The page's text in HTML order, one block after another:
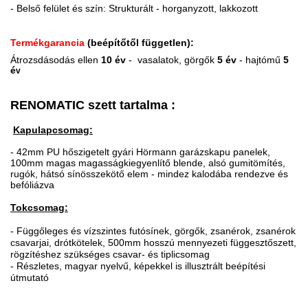
- Belső felület és szín: Strukturált - horganyzott, lakkozott
Termékgarancia (beépítőtől független):
Átrozsdásodás ellen 10 év - vasalatok, görgők 5 év - hajtómű 5
év
RENOMATIC szett tartalma :
Kapulapcsomag:
- 42mm PU hőszigetelt gyári Hörmann garázskapu panelek,
100mm magas magasságkiegyenlítő blende, alsó gumitömítés,
rugók, hátsó sínösszekötő elem - mindez kalodába rendezve és
befóliázva
Tokcsomag:
- Függőleges és vízszintes futósínek, görgők, zsanérok, zsanérok
csavarjai, drótkötelek, 500mm hosszú mennyezeti függesztőszett,
rögzítéshez szükséges csavar- és tiplicsomag
- Részletes, magyar nyelvű, képekkel is illusztrált beépítési
útmutató